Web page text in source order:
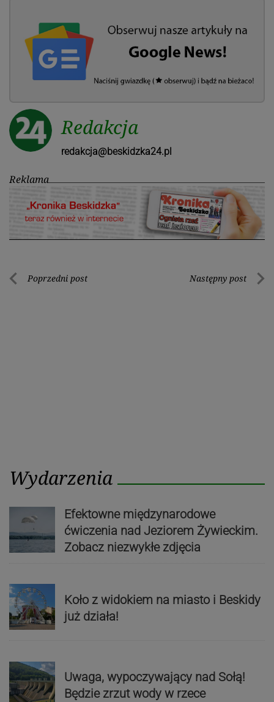
Redakcja
redakcja@beskidzka24.pl
Reklama
Nawigacja
Poprzedni post Następny post
Wydarzenia
Efektowne międzynarodowe
ćwiczenia nad Jeziorem Żywieckim.
Zobacz niezwykłe zdjęcia
Koło z widokiem na miasto i Beskidy
już działa!
Uwaga, wypoczywający nad Sołą!
Będzie zrzut wody w rzece